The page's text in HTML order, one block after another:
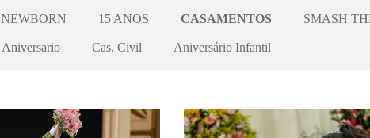
NEWBORN 15 ANOS CASAMENTOS SMASH
Aniversario Cas. Civil Aniversário Infantil